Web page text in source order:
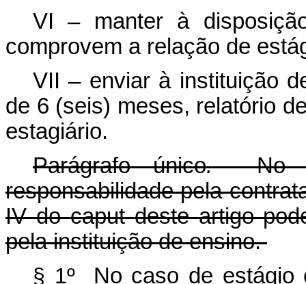
VI – manter à
comprovem a relação de
VII – enviar à instituição
de 6 (seis) meses, relatório
estagiário.
Parágrafo único.No
responsabilidade pela
IV docaput deste artigo
pela instituição de ensino.
§ 1º No caso de estágio